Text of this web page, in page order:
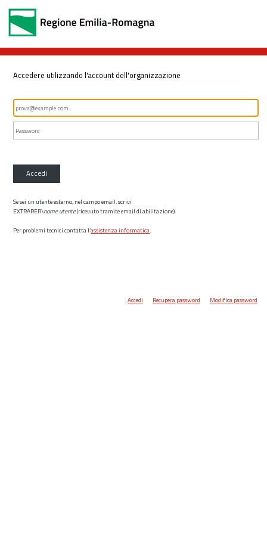
Accedere utilizzando l'account dell'organizzazione
Accedi
Se sei un utente esterno, nel campo email, scrivi
EXTRARER\nome utente(ricevuto tramite email di abilitazione)
Per problemi tecnici contatta l’assistenza informatica.
Accedi Recupera password Modifica password